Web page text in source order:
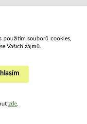
vyhrazena.
použitím souborů cookies,
Vašich zájmů.
zde.